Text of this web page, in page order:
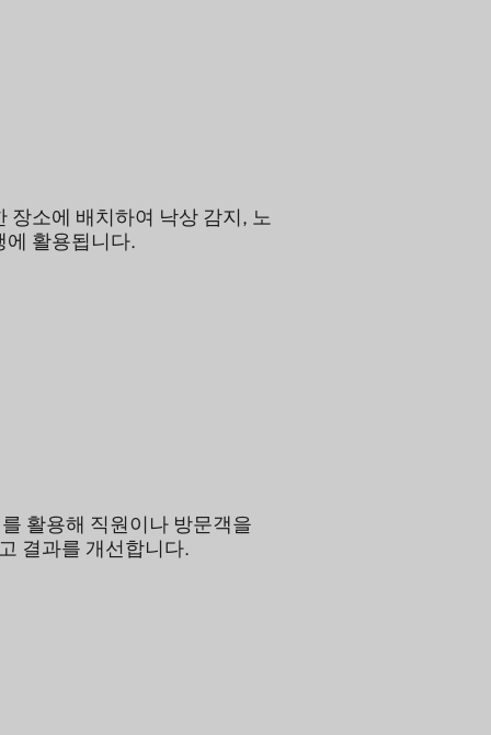
장소에 배치하여 낙상 감지, 노
에 활용됩니다.
활용해 직원이나 방문객을
결과를 개선합니다.